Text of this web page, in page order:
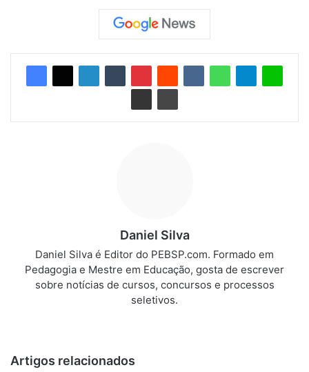
Daniel Silva
Daniel Silva é Editor do PEBSP.com. Formado em
Pedagogia e Mestre em Educação, gosta de escrever
sobre notícias de cursos, concursos e processos
seletivos.
Artigos relacionados